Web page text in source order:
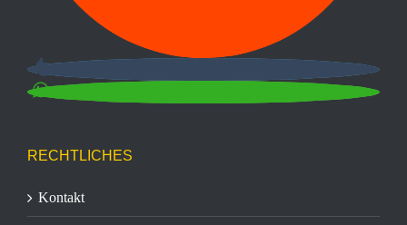
RECHTLICHES
Kontakt